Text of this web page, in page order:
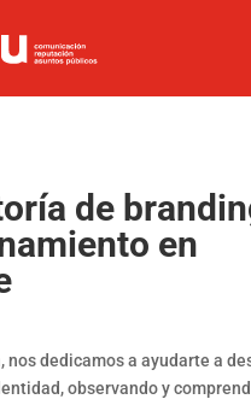
de
en
, nos dedicamos a ayudarte a
observando y